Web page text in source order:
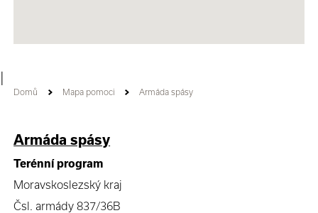
Domů Mapa pomoci Armáda spásy
Armáda spásy
Terénní program
Moravskoslezský kraj
Čsl. armády 837/36B